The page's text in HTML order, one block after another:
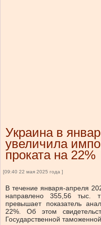
Украина в
увеличила
проката на 22%
[09:40 22 мая 2025 года ]
В течение января-апреля
направлено 355,56 тыс. т
превышает показатель
22%. Об этом
Государственной